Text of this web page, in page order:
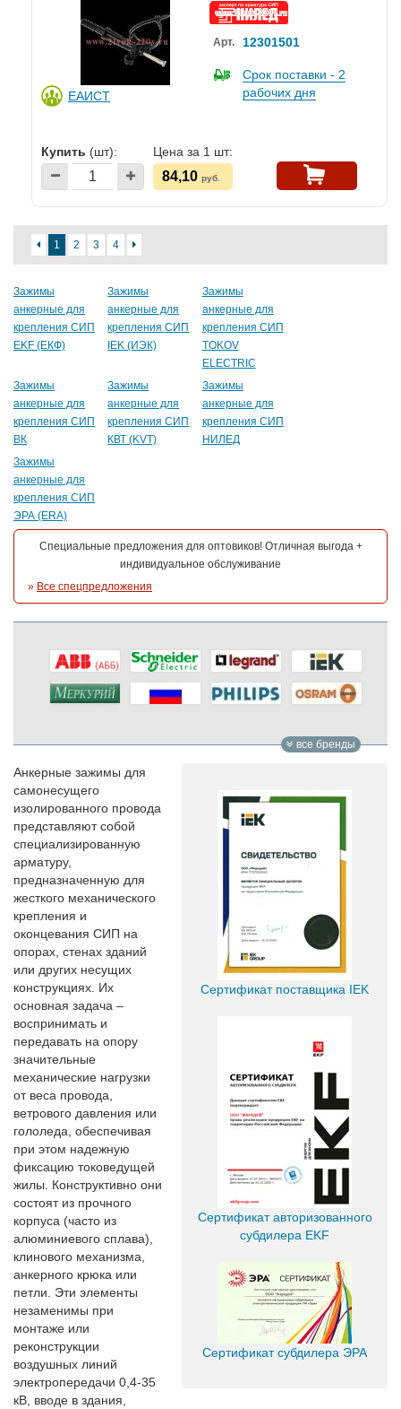
ЕАИСТ
Арт. 12301501
Срок поставки - 2
рабочих дня
Купить (шт): Цена за 1 шт:
84,10 руб.
1 2 3 4
Зажимы
анкерные для
крепления СИП
EKF (ЕКФ)
Зажимы
анкерные для
крепления СИП
IEK (ИЭК)
Зажимы
анкерные для
крепления СИП
TOKOV
ELECTRIC
Зажимы
анкерные для
крепления СИП
ВК
Зажимы
анкерные для
крепления СИП
КВТ (KVT)
Зажимы
анкерные для
крепления СИП
НИЛЕД
Зажимы
анкерные для
крепления СИП
ЭРА (ERA)
Специальные предложения для оптовиков! Отличная выгода +
индивидуальное обслуживание
» Все спецпредложения
все бренды
Сертификат поставщика IEK
Сертификат авторизованного
субдилера EKF
Сертификат субдилера ЭРА
Анкерные зажимы для
самонесущего
изолированного провода
представляют собой
специализированную
арматуру,
предназначенную для
жесткого механического
крепления и
оконцевания СИП на
опорах, стенах зданий
или других несущих
конструкциях. Их
основная задача –
воспринимать и
передавать на опору
значительные
механические нагрузки
от веса провода,
ветрового давления или
гололеда, обеспечивая
при этом надежную
фиксацию токоведущей
жилы. Конструктивно они
состоят из прочного
корпуса (часто из
алюминиевого сплава),
клинового механизма,
анкерного крюка или
петли. Эти элементы
незаменимы при
монтаже или
реконструкции
воздушных линий
электропередачи 0,4-35
кВ, вводе в здания,